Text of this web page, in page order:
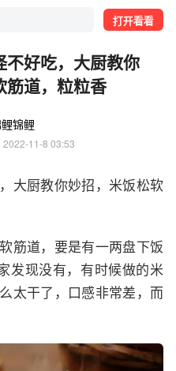
打开看看
不好吃，大厨教你
筋道，粒粒香
锦鲤
  2022-11-8 03:53
大厨教你妙招，米饭松软
筋道，要是有一两盘下饭
发现没有，有时候做的米
太干了，口感非常差，而